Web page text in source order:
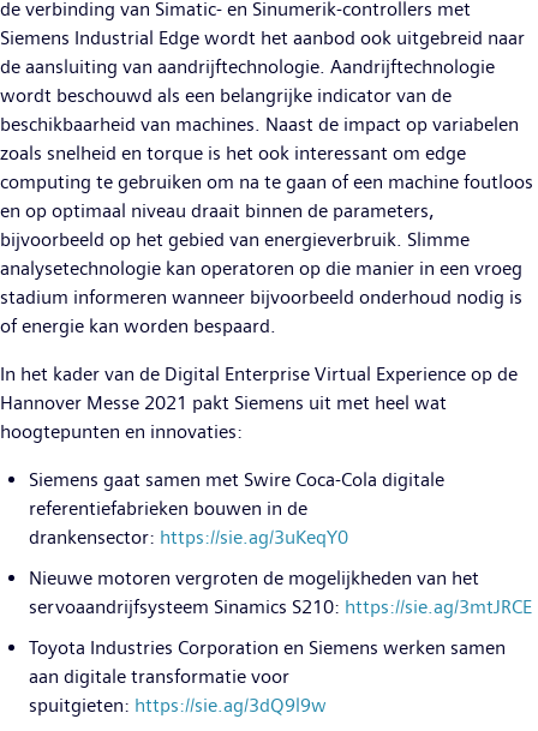
de verbinding van Simatic- en Sinumerik-controllers met
Siemens Industrial Edge wordt het aanbod ook uitgebreid naar
de aansluiting van aandrijftechnologie. Aandrijftechnologie
wordt beschouwd als een belangrijke indicator van de
beschikbaarheid van machines. Naast de impact op variabelen
zoals snelheid en torque is het ook interessant om edge
computing te gebruiken om na te gaan of een machine foutloos
en op optimaal niveau draait binnen de parameters,
bijvoorbeeld op het gebied van energieverbruik. Slimme
analysetechnologie kan operatoren op die manier in een vroeg
stadium informeren wanneer bijvoorbeeld onderhoud nodig is
of energie kan worden bespaard.
In het kader van de Digital Enterprise Virtual Experience op de
Hannover Messe 2021 pakt Siemens uit met heel wat
hoogtepunten en innovaties:
Siemens gaat samen met Swire Coca-Cola digitale
referentiefabrieken bouwen in de
drankensector: https://sie.ag/3uKeqY0
Nieuwe motoren vergroten de mogelijkheden van het
servoaandrijfsysteem Sinamics S210: https://sie.ag/3mtJRCE
Toyota Industries Corporation en Siemens werken samen
aan digitale transformatie voor
spuitgieten: https://sie.ag/3dQ9l9w